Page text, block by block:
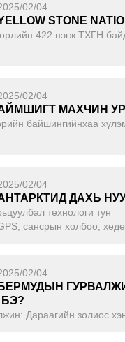
02/04
STONE
422 нэгж ТХГН
02/04
МАХЧИН
байшингийнхаа
02/04
ДАХЬ
технологи тун
сансрын холбоо,
02/04
БЕРМУДЫН
Дараагийн золиос